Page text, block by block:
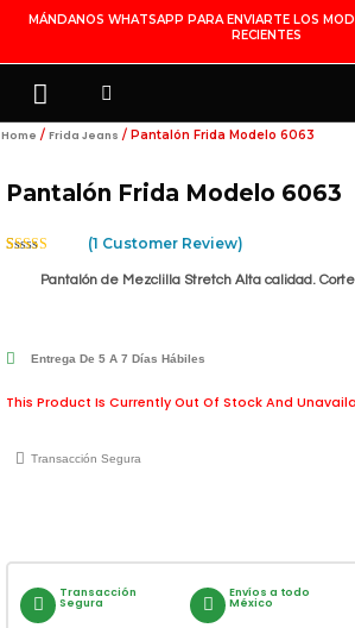
Contenido
MÁNDANOS WHATSAPP PARA ENVIARTE LOS
RECIENTES
MenuSearch
Home / Frida Jeans / Pantalón Frida Modelo 6063
Pantalón Frida Modelo 6063
Out Of 5
(1 Customer Review)
Pantalón de Mezclilla Stretch Alta calidad.
Entrega De 5 A 7 Días Hábiles
This Product Is Currently Out Of Stock And
Transacción Segura
Transacción
Segura
Envíos a todo
México